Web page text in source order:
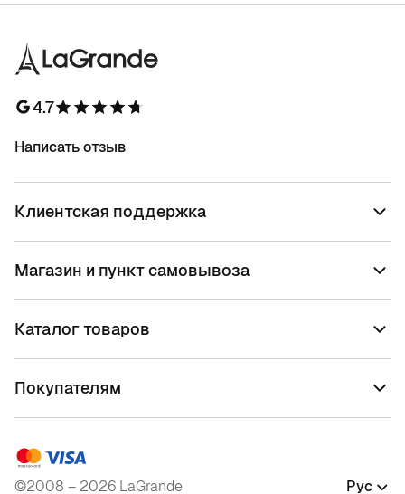
4.7
Написать отзыв
Клиентская поддержка
Магазин и пункт самовывоза
Каталог товаров
Покупателям
©2008 – 2026 LaGrande Рус